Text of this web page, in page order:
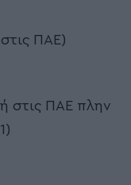
ΠΑΕ)
στις ΠΑΕ πλην